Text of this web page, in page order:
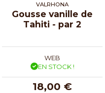
VALRHONA
Gousse vanille de
Tahiti - par 2
WEB
EN STOCK !
18,00 €